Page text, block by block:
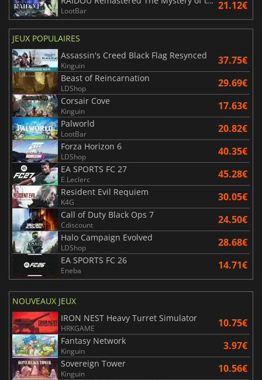
LootBar 21.12€
JEUX POPULAIRES
Assassin's Creed Black Flag Resynced
Kinguin 37.75€
Beast of Reincarnation
LDShop 29.69€
Corsair Cove
Kinguin 17.63€
Palworld
LootBar 20.82€
Forza Horizon 6
LDShop 40.35€
EA SPORTS FC 27
E.Leclerc 45.28€
Resident Evil Requiem
K4G 30.05€
Call of Duty Black Ops 7
Cdiscount 24.50€
Halo Campaign Evolved
LDShop 28.68€
EA SPORTS FC 26
Eneba 14.71€
NOUVEAUX JEUX
IRON NEST Heavy Turret Simulator
HRKGAME 10.75€
Fantasy Network
Kinguin 3.97€
Sovereign Tower
Kinguin 10.56€